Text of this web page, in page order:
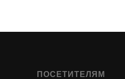
ПОСЕТИТЕЛЯМ